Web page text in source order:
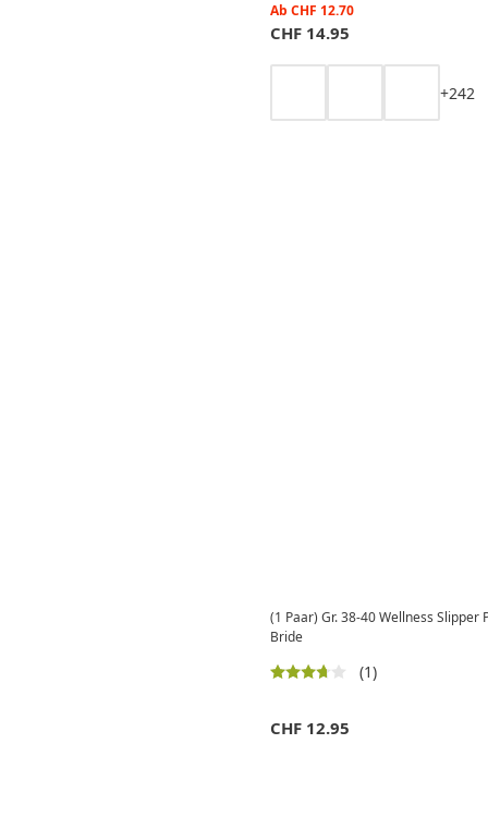
Ab CHF 12.70
CHF 14.95
+242
(1 Paar) Gr. 38-40 Wellness Slipper
Bride
(1)
CHF 12.95